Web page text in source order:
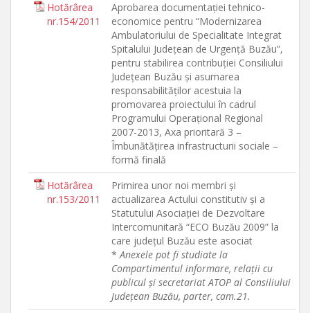
Hotărârea
nr.154/2011
Aprobarea documentaţiei tehnico-
economice pentru “Modernizarea
Ambulatoriului de Specialitate Integrat
Spitalului Judeţean de Urgenţă Buzău”,
pentru stabilirea contribuţiei Consiliului
Judeţean Buzău şi asumarea
responsabilităţilor acestuia la
promovarea proiectului în cadrul
Programului Operaţional Regional
2007-2013, Axa prioritară 3 –
Îmbunătăţirea infrastructurii sociale –
formă finală
Hotărârea
nr.153/2011
Primirea unor noi membri şi
actualizarea Actului constitutiv şi a
Statutului Asociaţiei de Dezvoltare
Intercomunitară “ECO Buzău 2009” la
care judeţul Buzău este asociat
*Anexele pot fi studiate la
Compartimentul informare, relaţii cu
publicul şi secretariat ATOP al Consiliului
Judeţean Buzău, parter, cam.21.